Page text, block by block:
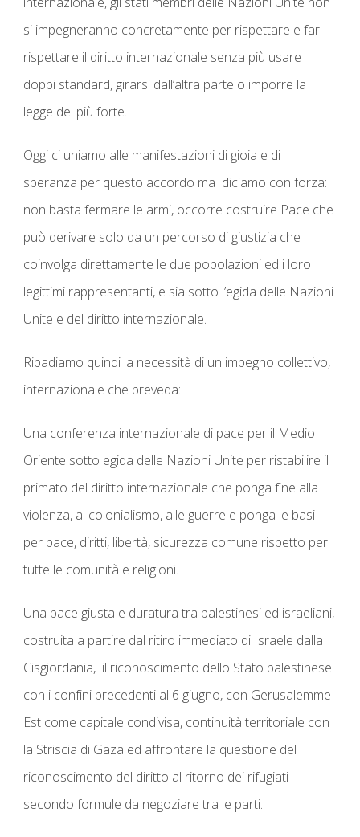
si impegneranno concretamente per rispettare e far
rispettare il diritto internazionale senza più usare
doppi standard, girarsi dall’altra parte o imporre la
legge del più forte.
Oggi ci uniamo alle manifestazioni di gioia e di
speranza per questo accordo ma diciamo con forza:
non basta fermare le armi, occorre costruire Pace che
può derivare solo da un percorso di giustizia che
coinvolga direttamente le due popolazioni ed i loro
legittimi rappresentanti, e sia sotto l’egida delle Nazioni
Unite e del diritto internazionale.
Ribadiamo quindi la necessità di un impegno collettivo,
internazionale che preveda:
Una conferenza internazionale di pace per il Medio
Oriente sotto egida delle Nazioni Unite per ristabilire il
primato del diritto internazionale che ponga fine alla
violenza, al colonialismo, alle guerre e ponga le basi
per pace, diritti, libertà, sicurezza comune rispetto per
tutte le comunità e religioni.
Una pace giusta e duratura tra palestinesi ed israeliani,
costruita a partire dal ritiro immediato di Israele dalla
Cisgiordania, il riconoscimento dello Stato palestinese
con i confini precedenti al 6 giugno, con Gerusalemme
Est come capitale condivisa, continuità territoriale con
la Striscia di Gaza ed affrontare la questione del
riconoscimento del diritto al ritorno dei rifugiati
secondo formule da negoziare tra le parti.